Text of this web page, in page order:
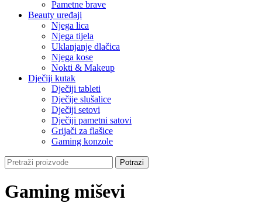
Pametne brave
Beauty uređaji
Njega lica
Njega tijela
Uklanjanje dlačica
Njega kose
Nokti & Makeup
Dječiji kutak
Dječiji tableti
Dječije slušalice
Dječiji setovi
Dječiji pametni satovi
Grijači za flašice
Gaming konzole
Potrazi
Gaming miševi